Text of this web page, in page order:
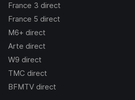
France 3 direct
France 5 direct
M6+ direct
Arte direct
W9 direct
TMC direct
BFMTV direct